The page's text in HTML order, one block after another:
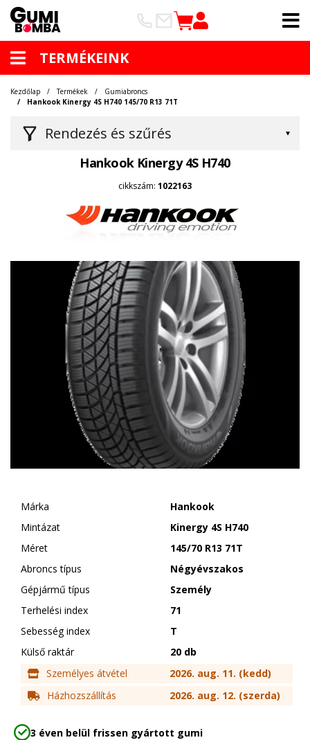
TERMÉKEINK
Rendezés és szűrés
Kezdőlap Termékek
Gumiabroncs
Hankook Kinergy 4S H740 145/70 R13 71T
Hankook Kinergy 4S H740
cikkszám: 1022163
Márka
Hankook
Mintázat
Kinergy 4S H740
Méret
145/70 R13 71T
Abroncs típus
Négyévszakos
Gépjármű típus
Személy
Terhelési index
71
Sebesség index
T
Külső raktár
20 db
Személyes átvétel
2026. aug. 11. (kedd)
Házhozszállítás
2026. aug. 12. (szerda)
3 éven belül frissen gyártott gumi